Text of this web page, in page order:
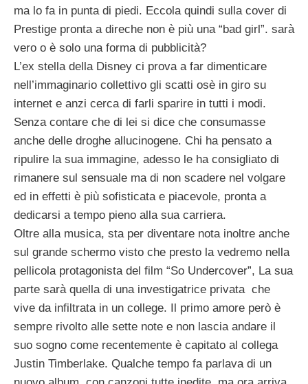
ma lo fa in punta di piedi. Eccola quindi sulla cover di
Prestige pronta a direche non è più una “bad girl”. sarà
vero o è solo una forma di pubblicità?
L’ex stella della Disney ci prova a far dimenticare
nell’immaginario collettivo gli scatti osè in giro su
internet e anzi cerca di farli sparire in tutti i modi.
Senza contare che di lei si dice che consumasse
anche delle droghe allucinogene. Chi ha pensato a
ripulire la sua immagine, adesso le ha consigliato di
rimanere sul sensuale ma di non scadere nel volgare
ed in effetti è più sofisticata e piacevole, pronta a
dedicarsi a tempo pieno alla sua carriera.
Oltre alla musica, sta per diventare nota inoltre anche
sul grande schermo visto che presto la vedremo nella
pellicola protagonista del film “So Undercover”, La sua
parte sarà quella di una investigatrice privata che
vive da infiltrata in un college. Il primo amore però è
sempre rivolto alle sette note e non lascia andare il
suo sogno come recentemente è capitato al collega
Justin Timberlake. Qualche tempo fa parlava di un